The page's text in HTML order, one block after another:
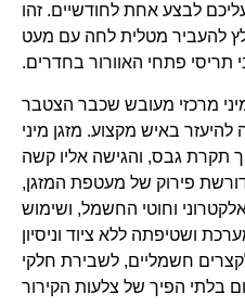
לבצע אחת לחודשיים. זהו
להעביר מטלית לחה עם מעט
תריסי פתחי האוורור בחדרים.
מרכזי מעובש שכבר הצטבר
באיש מקצוע. מזגן מיני
תקרת גבס, והגישה אליו קשה
פירוק של מעטפת המזגן,
וחוטי החשמל, ושימוש
ושטיפתה ללא ציוד וניסיון
חשמליים, לשבירת חלקי
בלתי הפיך של צלעות הקירור